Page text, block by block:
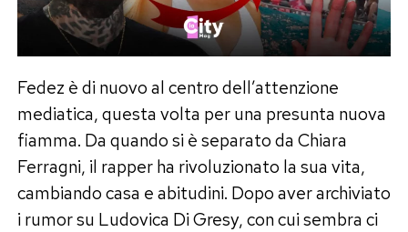
Fedez è di nuovo al centro dell’attenzione
mediatica, questa volta per una presunta nuova
fiamma. Da quando si è separato da Chiara
Ferragni, il rapper ha rivoluzionato la sua vita,
cambiando casa e abitudini. Dopo aver archiviato
i rumor su Ludovica Di Gresy, con cui sembra ci